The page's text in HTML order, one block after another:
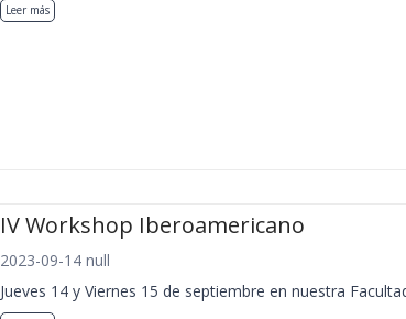
Leer más
IV Workshop Iberoamericano
2023-09-14 null
Jueves 14 y Viernes 15 de septiembre en nuestra